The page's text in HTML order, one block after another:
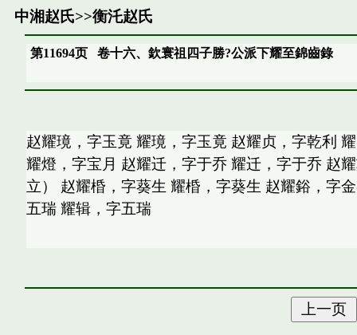
中湘赵氏>>衡汑赵氏
第11694页卷十六、欽寰祖四子勝?公派下耀至錦齒錄
赵耀璄，字玉竟 耀璄，字玉竟 赵耀贞，字乾利
耀燈，字宝月 赵耀迁，字于乔 耀迁，字于乔 赵
立） 赵耀棔，字葵生 耀棔，字葵生 赵耀鋊，字
五瑞 耀辑，字五瑞